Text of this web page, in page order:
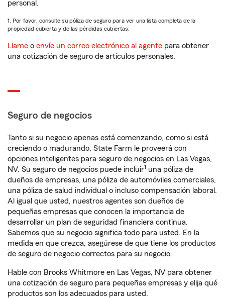
personal.
1. Por favor, consulte su póliza de seguro para ver una lista completa de la
propiedad cubierta y de las pérdidas cubiertas.
Llame o envíe un correo electrónico al agente para obtener
una cotización de seguro de artículos personales.
Seguro de negocios
Tanto si su negocio apenas está comenzando, como si está
creciendo o madurando, State Farm le proveerá con
opciones inteligentes para seguro de negocios en Las Vegas,
NV. Su seguro de negocios puede incluir1 una póliza de
dueños de empresas, una póliza de automóviles comerciales,
una póliza de salud individual o incluso compensación laboral.
Al igual que usted, nuestros agentes son dueños de
pequeñas empresas que conocen la importancia de
desarrollar un plan de seguridad financiera continua.
Sabemos que su negocio significa todo para usted. En la
medida en que crezca, asegúrese de que tiene los productos
de seguro de negocio correctos para su negocio.
Hable con Brooks Whitmore en Las Vegas, NV para obtener
una cotización de seguro para pequeñas empresas y elija qué
productos son los adecuados para usted.